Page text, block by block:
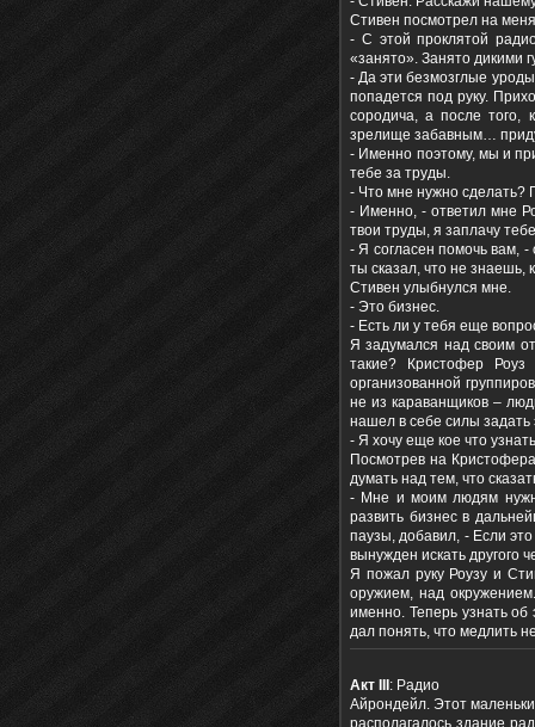
Стивен посмотрел на
- С этой проклятой
«занято». Занято дикими
- Да эти безмозглые
попадется под руку.
сородича, а после того,
зрелище забавным…
- Именно поэтому, мы и
тебе за труды.
- Что мне нужно сделать?
- Именно, - ответил мне
твои труды, я заплачу
- Я согласен помочь вам, -
ты сказал, что не знаешь,
Стивен улыбнулся мне.
- Это бизнес.
- Есть ли у тебя еще
Я задумался над своим
такие? Кристофер
организованной
не из караванщиков –
нашел в себе силы задать
- Я хочу еще кое что
Посмотрев на
думать над тем, что
- Мне и моим людям
развить бизнес в
паузы, добавил, - Если
вынужден искать другого
Я пожал руку Роузу и
оружием, над
именно. Теперь узнать
дал понять, что медлить
Акт
: Радио
Айрондейл. Этот
располагалось здание